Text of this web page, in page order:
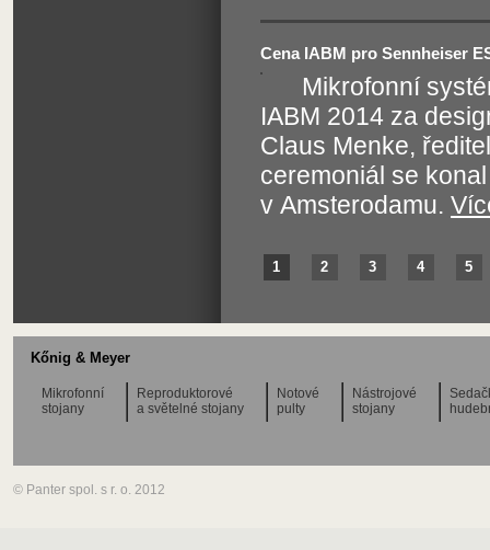
Cena IABM pro Sennheiser
Mikrofonní
IABM 2014 za
Claus Menke,
ceremoniál se
v Amsterodamu.
1 2 3 4 5
Kőnig & Meyer
Mikrofonní
stojany
Reproduktorové
a světelné stojany
Notové
pulty
Nástrojové
stojany
© Panter spol. s r. o. 2012